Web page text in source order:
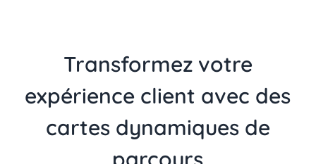
Transformez votre
expérience client avec des
cartes dynamiques de